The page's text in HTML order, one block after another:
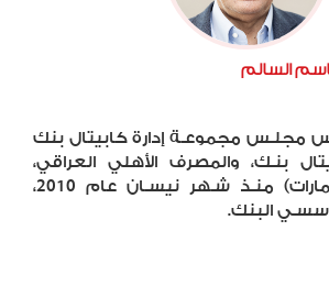
السالم
مجلـس مجموعـة إدارة كابيتال بنك
بنـك، والمصرف الأهلي العراقي،
وكابيتال للاسـتثمارات) منـذ شـهر نيسـان عام 2010،
البنك.